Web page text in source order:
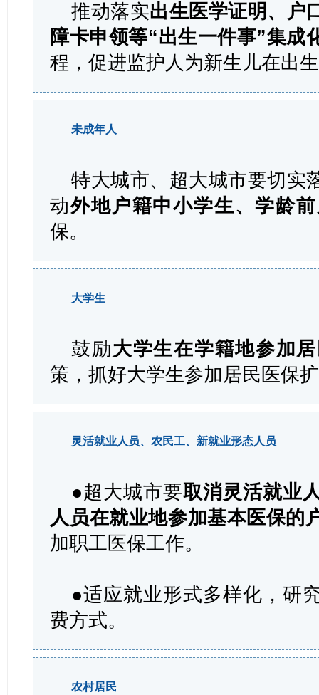
推动落实出生医学证明、户
障卡申领等“出生一件事”集成
程，促进监护人为新生儿在出
未成年人
特大城市、超大城市要切实
动外地户籍中小学生、学龄
保。
大学生
鼓励大学生在学籍地参加
策，抓好大学生参加居民医保
灵活就业人员、农民工、新就业形态人员
●超大城市要取消灵活就业
人员在就业地参加基本医保的
加职工医保工作。
●适应就业形式多样化，研
费方式。
农村居民